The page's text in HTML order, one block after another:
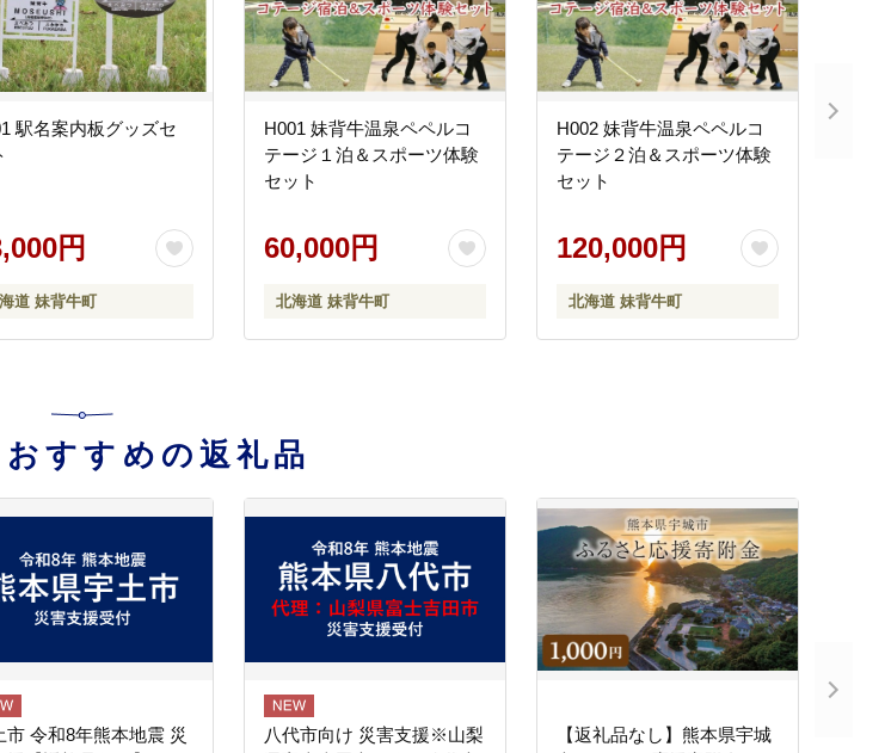
駅名案内板グッズセ
円
道 妹背牛町
H001 妹背牛温泉ペペルコ
テージ１泊＆スポーツ体験
セット
60,000円
北海道 妹背牛町
H002 妹背牛温泉ペペルコ
テージ２泊＆スポーツ体験
セット
120,000円
北海道 妹背牛町
すすめの返礼品
市 令和8年熊本地震 災
八代市向け 災害支援※山梨
【返礼品なし】熊本県宇城